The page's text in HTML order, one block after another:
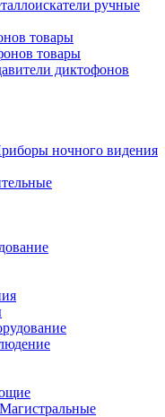
ручные
товары
товары
диктофонов
ночного видения
Магистральные